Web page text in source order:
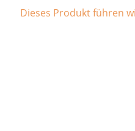
Dieses Produkt führen